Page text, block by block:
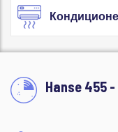
Hanse 455